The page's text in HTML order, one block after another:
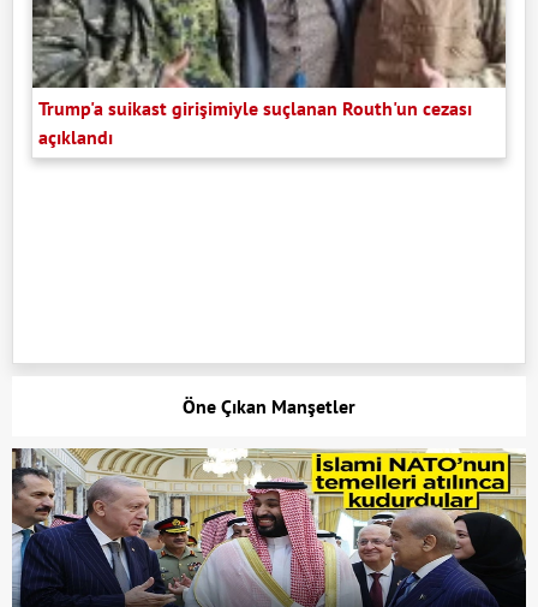
Trump'a suikast girişimiyle suçlanan Routh'un cezası
açıklandı
Öne Çıkan Manşetler